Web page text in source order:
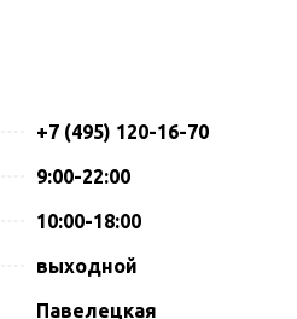
+7 (495) 120-16-70
9:00-22:00
10:00-18:00
выходной
Павелецкая